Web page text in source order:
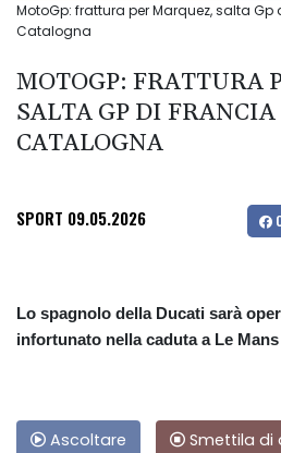
MotoGp: frattura per Marquez, salta
Catalogna
MOTOGP: FRATTURA
SALTA GP DI
CATALOGNA
SPORT 09.05.2026
Lo spagnolo della Ducati sarà
infortunato nella caduta a Le Mans
Ascoltare Smettila di